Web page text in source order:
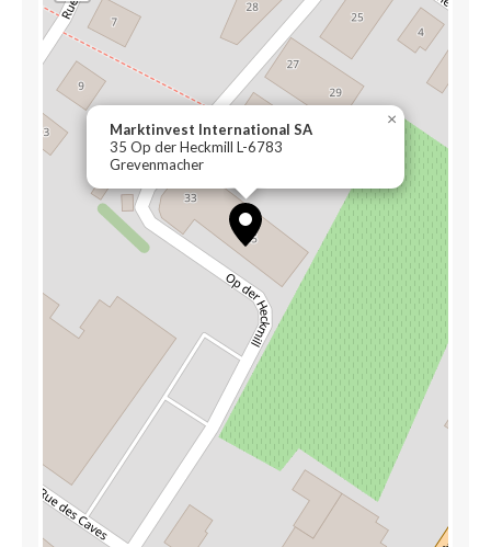
Marktinvest International SA
35 Op der Heckmill L-6783
Grevenmacher
×